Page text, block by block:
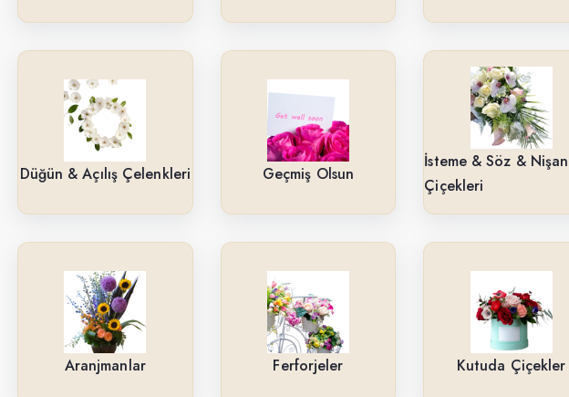
Saksı Çiçekleri
Yıl Dönümüne
Güller
Cenaze & Tören Çelenkleri
Tasarım Buketler
Orkideler
Ne İçin ?
Ürün Çeşitlerimiz
Düğün & Açılış Çelenkleri Geçmiş Olsun
İsteme & Söz & Nişan
Çiçekleri
Aranjmanlar Ferforjeler Kutuda Çiçekler